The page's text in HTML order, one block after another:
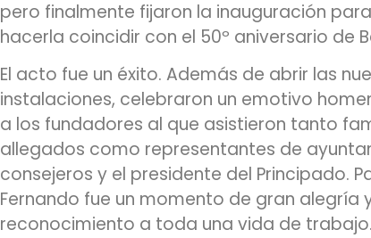
pero finalmente fijaron la inauguración
hacerla coincidir con el 50º aniversario de
El acto fue un éxito. Además de abrir las
instalaciones, celebraron un emotivo
a los fundadores al que asistieron tanto
allegados como representantes de
consejeros y el presidente del Principado.
Fernando fue un momento de gran alegría
reconocimiento a toda una vida de trabajo.